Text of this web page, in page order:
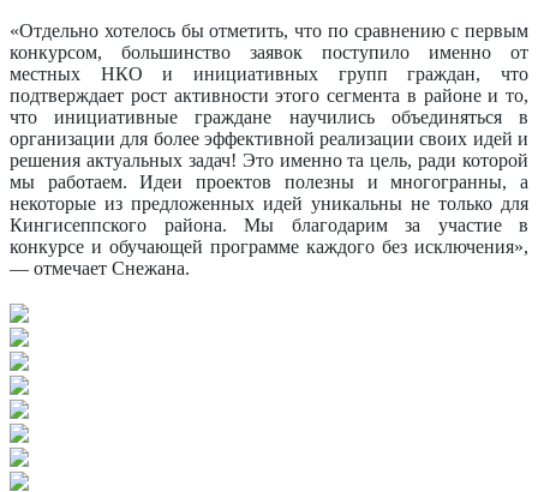
«Отдельно хотелось бы отметить, что по сравнению с первым
конкурсом, большинство заявок поступило именно от
местных НКО и инициативных групп граждан, что
подтверждает рост активности этого сегмента в районе и то,
что инициативные граждане научились объединяться в
организации для более эффективной реализации своих идей и
решения актуальных задач! Это именно та цель, ради которой
мы работаем. Идеи проектов полезны и многогранны, а
некоторые из предложенных идей уникальны не только для
Кингисеппского района. Мы благодарим за участие в
конкурсе и обучающей программе каждого без исключения»,
— отмечает Снежана.